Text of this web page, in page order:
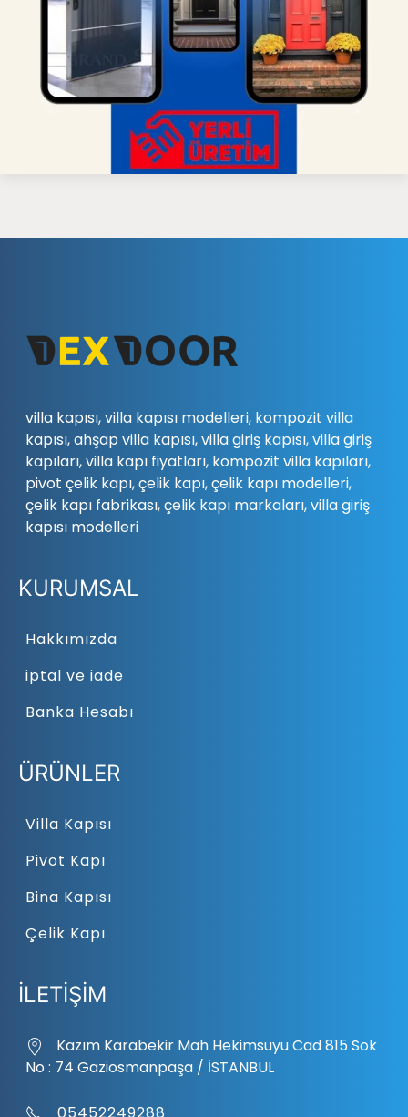
villa kapısı, villa kapısı modelleri, kompozit villa
kapısı, ahşap villa kapısı, villa giriş kapısı, villa giriş
kapıları, villa kapı fiyatları, kompozit villa kapıları,
pivot çelik kapı, çelik kapı, çelik kapı modelleri,
çelik kapı fabrikası, çelik kapı markaları, villa giriş
kapısı modelleri
KURUMSAL
Hakkımızda
iptal ve iade
Banka Hesabı
ÜRÜNLER
Villa Kapısı
Pivot Kapı
Bina Kapısı
Çelik Kapı
İLETİŞİM
Kazım Karabekir Mah Hekimsuyu Cad 815 Sok
No : 74 Gaziosmanpaşa / İSTANBUL